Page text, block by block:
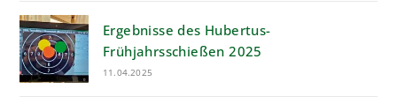
Ergebnisse des Hubertus-
Frühjahrsschießen 2025
11.04.2025